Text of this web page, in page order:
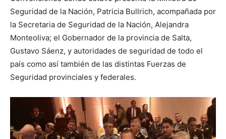
Seguridad de la Nación, Patricia Bullrich, acompañada por
la Secretaria de Seguridad de la Nación, Alejandra
Monteoliva; el Gobernador de la provincia de Salta,
Gustavo Sáenz, y autoridades de seguridad de todo el
país como así también de las distintas Fuerzas de
Seguridad provinciales y federales.